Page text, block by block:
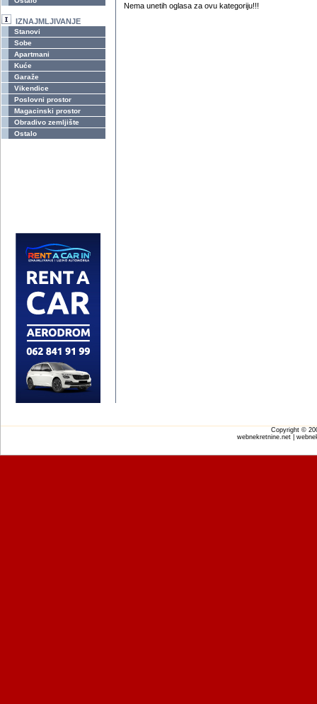
IZNAJMLJIVANJE
Stanovi
Sobe
Apartmani
Kuće
Garaže
Vikendice
Poslovni prostor
Magacinski prostor
Obradivo zemljište
Ostalo
Nema unetih oglasa za ovu kategoriju!!!
Copyright ©
webnekretnine.net |